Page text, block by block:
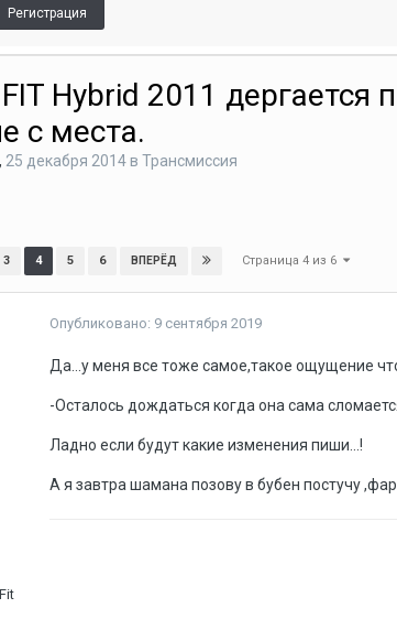
Регистрация
Hybrid 2011 дергается
с места.
, 25 декабря 2014в Трансмиссия
3 4 5 6 ВПЕРЁД Страница 4 из 6
Опубликовано: 9 сентября 2019
Да...у меня все тоже самое,такое ощущение
-Осталось дождаться когда она сама
Ладно если будут какие изменения пиши...!
А я завтра шамана позову в бубен постучу